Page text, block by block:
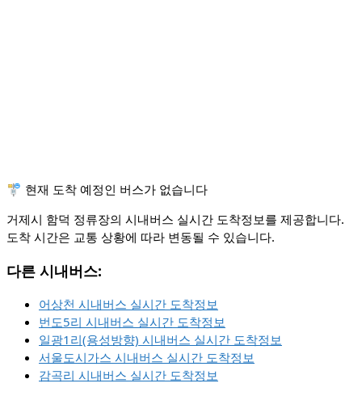
🚏 현재 도착 예정인 버스가 없습니다
거제시 함덕 정류장의 시내버스 실시간 도착정보를 제공합니다.
도착 시간은 교통 상황에 따라 변동될 수 있습니다.
다른 시내버스:
어상천 시내버스 실시간 도착정보
번도5리 시내버스 실시간 도착정보
일광1리(용성방향) 시내버스 실시간 도착정보
서울도시가스 시내버스 실시간 도착정보
감곡리 시내버스 실시간 도착정보